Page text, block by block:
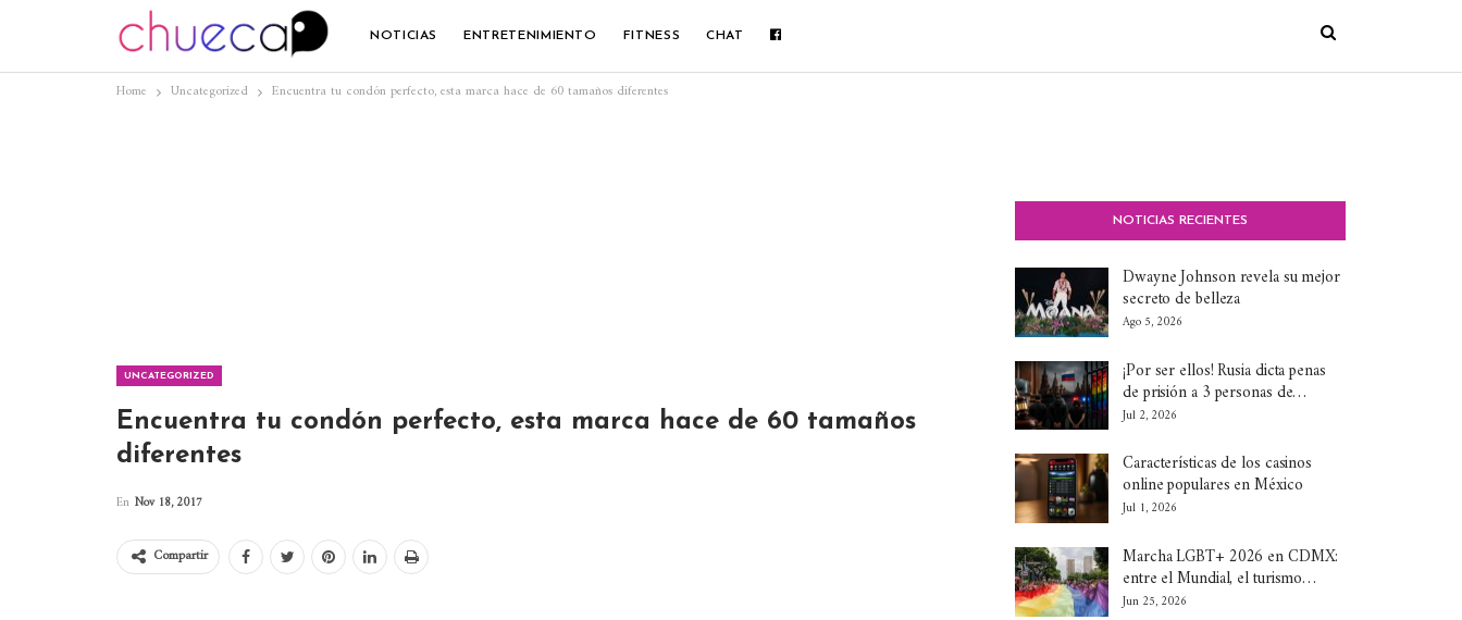
NOTICIAS ENTRETENIMIENTO FITNESS CHAT
Home Uncategorized Encuentra tu condón perfecto, esta marca hace de 60 tamaños diferentes
UNCATEGORIZED
Encuentra tu condón perfecto, esta marca hace de 60 tamaños
diferentes
En Nov 18, 2017
Compartir
NOTICIAS RECIENTES
Dwayne Johnson revela su mejor
secreto de belleza
Ago 5, 2026
¡Por ser ellos! Rusia dicta penas
de prisión a 3 personas de…
Jul 2, 2026
Características de los casinos
online populares en México
Jul 1, 2026
Marcha LGBT+ 2026 en CDMX:
entre el Mundial, el turismo…
Jun 25, 2026